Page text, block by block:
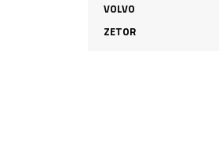
VOLVO
ZETOR